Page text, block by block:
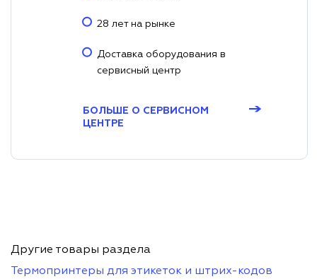
28 лет на рынке
Доставка оборудования в
сервисный центр
БОЛЬШЕ О СЕРВИСНОМ
ЦЕНТРЕ
→
Другие товары раздела
Термопринтеры для этикеток и штрих-кодов